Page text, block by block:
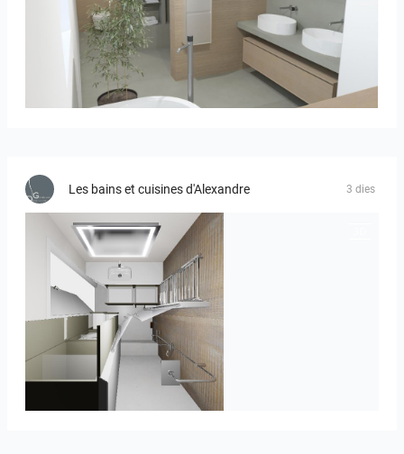
Bild_01
Les bains et cuisines d'Alexandre 3 dies
JEGOUX-PASSER